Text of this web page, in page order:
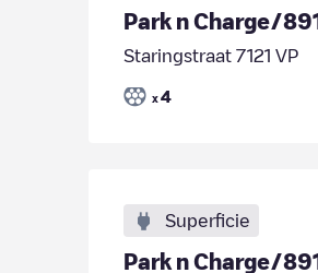
Park n Charge/
Staringstraat 7121 VP
x 4
Superficie
Park n Charge/